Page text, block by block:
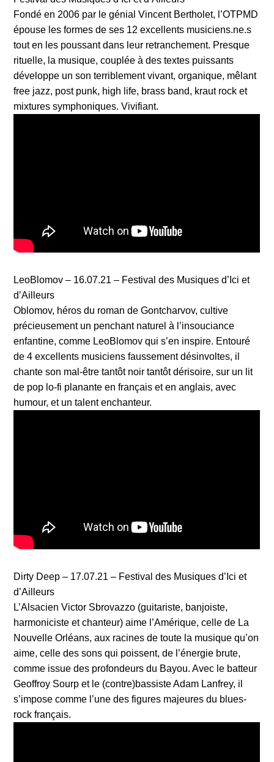
Fondé en 2006 par le génial Vincent Bertholet, l’OTPMD
épouse les formes de ses 12 excellents musiciens.ne.s
tout en les poussant dans leur retranchement. Presque
rituelle, la musique, couplée à des textes puissants
développe un son terriblement vivant, organique, mêlant
free jazz, post punk, high life, brass band, kraut rock et
mixtures symphoniques. Vivifiant.
LeoBlomov – 16.07.21 – Festival des Musiques d’Ici et
d’Ailleurs
Oblomov, héros du roman de Gontcharvov, cultive
précieusement un penchant naturel à l’insouciance
enfantine, comme LeoBlomov qui s’en inspire. Entouré
de 4 excellents musiciens faussement désinvoltes, il
chante son mal-être tantôt noir tantôt dérisoire, sur un lit
de pop lo-fi planante en français et en anglais, avec
humour, et un talent enchanteur.
Dirty Deep – 17.07.21 – Festival des Musiques d’Ici et
d’Ailleurs
L’Alsacien Victor Sbrovazzo (guitariste, banjoiste,
harmoniciste et chanteur) aime l’Amérique, celle de La
Nouvelle Orléans, aux racines de toute la musique qu’on
aime, celle des sons qui poissent, de l’énergie brute,
comme issue des profondeurs du Bayou. Avec le batteur
Geoffroy Sourp et le (contre)bassiste Adam Lanfrey, il
s’impose comme l’une des figures majeures du blues-
rock français.